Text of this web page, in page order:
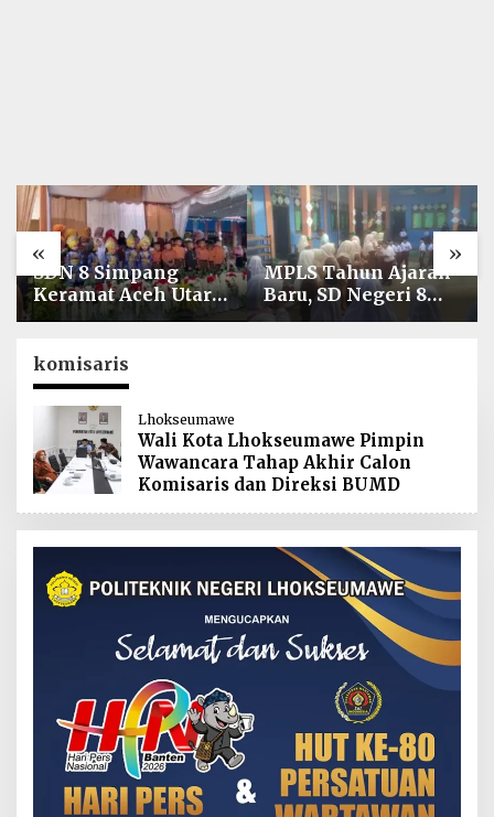
« »
SDN 8 Simpang
Keramat Aceh Utara
Gelar Penutupan
Ajaran 2026/2027
MPLS Tahun Ajaran
Baru, SD Negeri 8
Simpang Keuramat
komisaris
Lhokseumawe
Wali Kota Lhokseumawe Pimpin
Wawancara Tahap Akhir Calon
Komisaris dan Direksi BUMD